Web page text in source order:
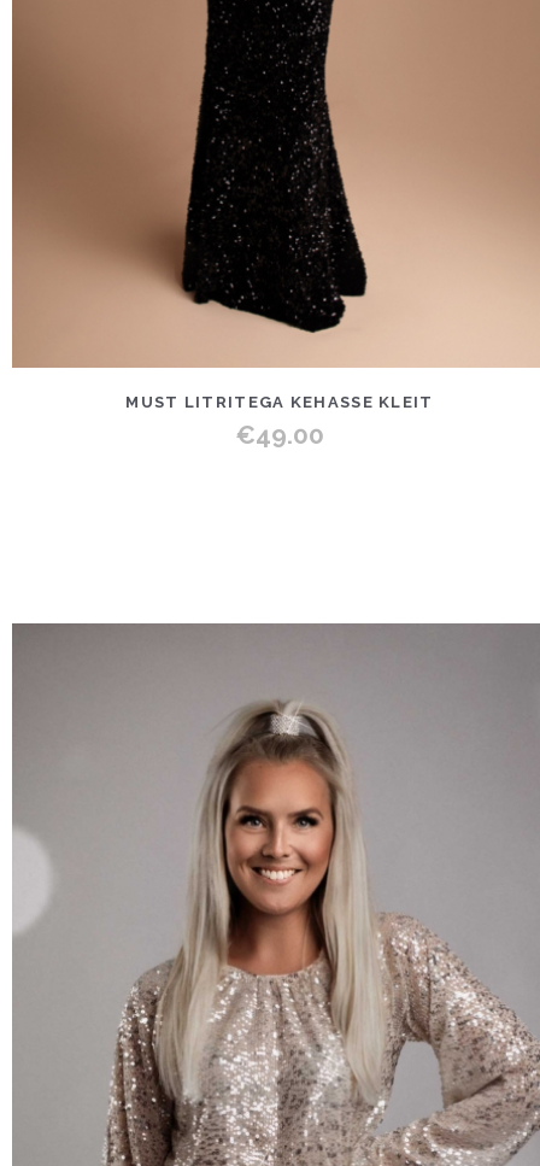
MUST LITRITEGA KEHASSE KLEIT
€49.00